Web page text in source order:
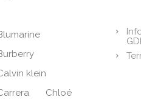
klein
Chloé